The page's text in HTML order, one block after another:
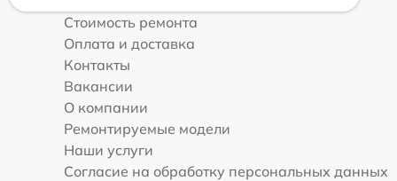
Стоимость ремонта
Оплата и доставка
Контакты
Вакансии
О компании
Ремонтируемые модели
Наши услуги
Согласие на обработку персональных данных